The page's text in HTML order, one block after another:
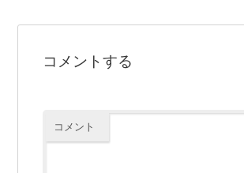
コメントする
コメント